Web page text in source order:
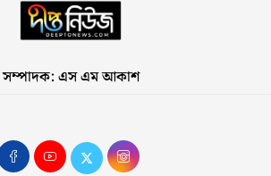
সম্পাদক: এস এম আকাশ